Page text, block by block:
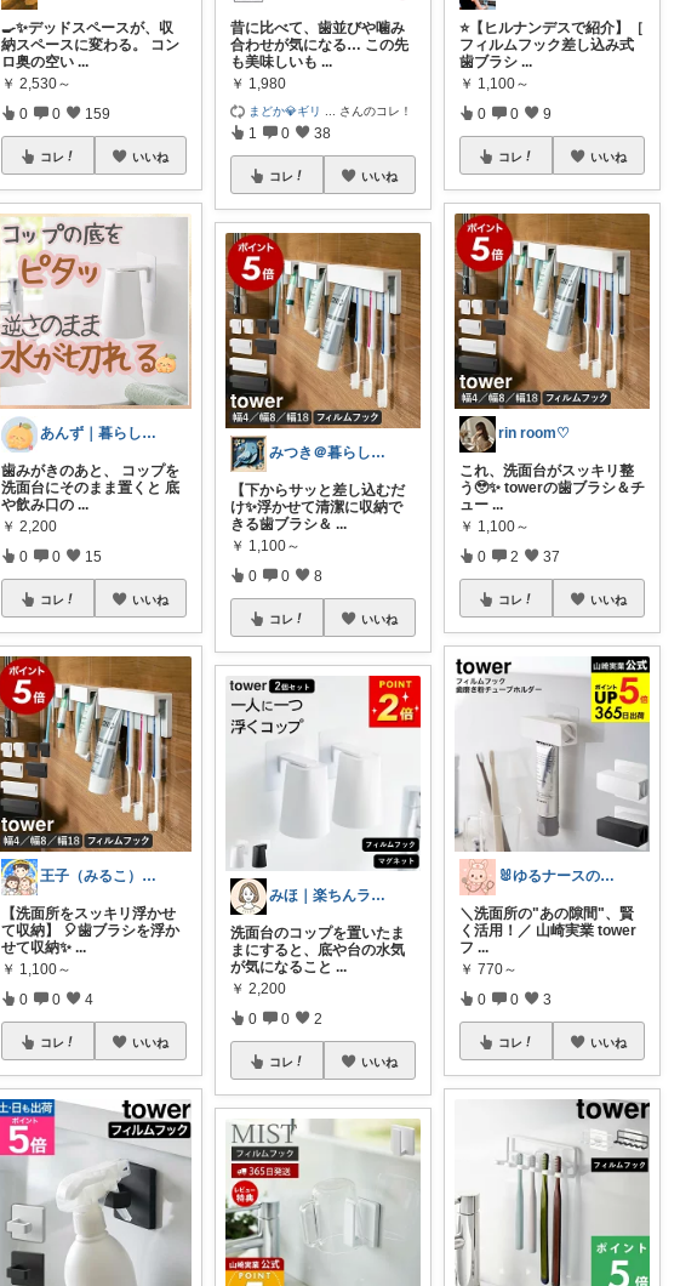
🍳✨デッドスペースが、収
納スペースに変わる。 コン
ロ奥の空い ...
￥ 2,530～
0 0 159
コレ いいね
あんず｜暮らしの小さな家事ラク
歯みがきのあと、 コップを
洗面台にそのまま置くと 底
や飲み口の ...
￥ 2,200
0 0 15
コレ いいね
王子（みるこ）👑便利グッズ×QOL向上
【洗面所をスッキリ浮かせ
て収納】 🎈歯ブラシを浮か
せて収納✨ ...
￥ 1,100～
0 0 4
コレ いいね
昔に比べて、歯並びや噛み
合わせが気になる… この先
も美味しいも ...
￥ 1,980
まどか💎ギリ さんのコレ！
1 0 38
コレ いいね
みつき＠暮らしのお気に入り
【下からサッと差し込むだ
け✨浮かせて清潔に収納で
きる歯ブラシ＆ ...
￥ 1,100～
0 0 8
コレ いいね
みほ｜楽ちんライフ研究中
洗面台のコップを置いたま
まにすると、底や台の水気
が気になること ...
￥ 2,200
0 0 2
コレ いいね
⭐️【ヒルナンデスで紹介】［
フィルムフック差し込み式
歯ブラシ ...
￥ 1,100～
0 0 9
コレ いいね
rin room♡
これ、洗面台がスッキリ整
う🥹✨ towerの歯ブラシ＆チ
ュー ...
￥ 1,100～
0 2 37
コレ いいね
🐰ゆるナースの愛用品ROOM🐰
＼洗面所の"あの隙間"、賢
く活用！／ 山崎実業 tower
フ ...
￥ 770～
0 0 3
コレ いいね